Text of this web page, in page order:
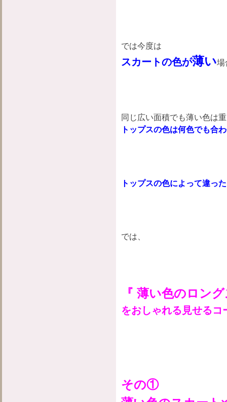
では今度は
スカートの色が薄い場
同じ広い面積でも薄い色は
トップスの色は何色でも合
トップスの色によって違っ
では、
『 薄い色のロン
をおしゃれる見せる
その①